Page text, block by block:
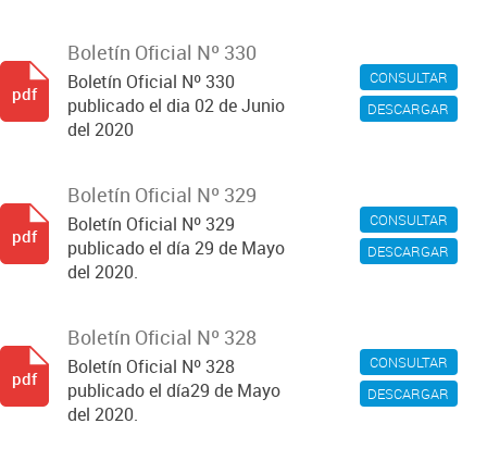
CONSULTAR
DESCARGAR
Boletín Oficial Nº 330
Boletín Oficial Nº 330
publicado el dia 02 de Junio
del 2020
pdf
CONSULTAR
DESCARGAR
Boletín Oficial Nº 329
Boletín Oficial Nº 329
publicado el día 29 de Mayo
del 2020.
pdf
CONSULTAR
DESCARGAR
Boletín Oficial Nº 328
Boletín Oficial Nº 328
publicado el día29 de Mayo
del 2020.
pdf